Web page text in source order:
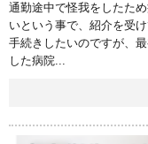
通勤途中で怪我をしたた
いという事で、紹介を受
手続きしたいのですが、
した病院